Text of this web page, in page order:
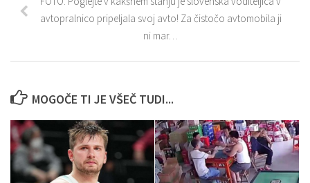
avtopralnico pripeljala svoj avto! Za čistočo avtomobila ji
ni mar…
MOGOČE TI JE VŠEČ TUDI...